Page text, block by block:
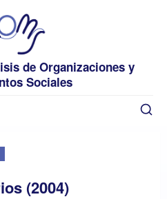
de Organizaciones y
Sociales
(2004)